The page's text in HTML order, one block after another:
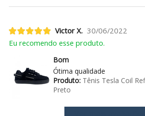
Victor X. 30/06/2022
Eu recomendo esse produto.
Bom
Ótima qualidade
Produto:Tênis Tesla Coil
Preto